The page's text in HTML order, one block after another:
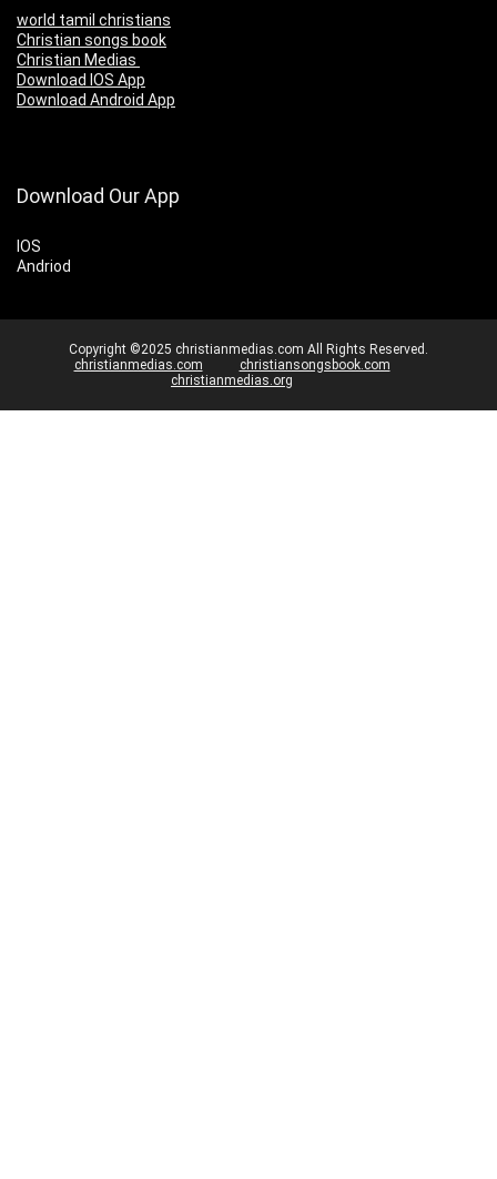
world tamil christians
Christian songs book
Christian Medias
Download IOS App
Download Android App
Download Our App
IOS
Andriod
Copyright ©2025 christianmedias.com All Rights Reserved.
christianmedias.com
christiansongsbook.com
christianmedias.org